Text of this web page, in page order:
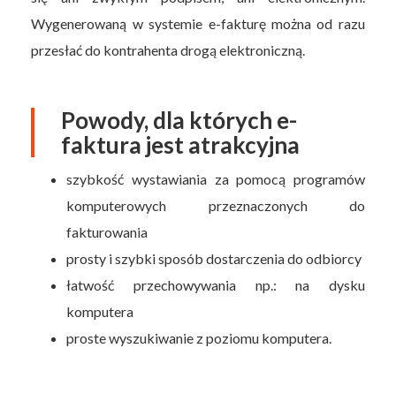
Wygenerowaną w systemie e-fakturę można od razu
przesłać do kontrahenta drogą elektroniczną.
Powody, dla których e-
faktura jest atrakcyjna
szybkość wystawiania za pomocą programów
komputerowych przeznaczonych do
fakturowania
prosty i szybki sposób dostarczenia do odbiorcy
łatwość przechowywania np.: na dysku
komputera
proste wyszukiwanie z poziomu komputera.